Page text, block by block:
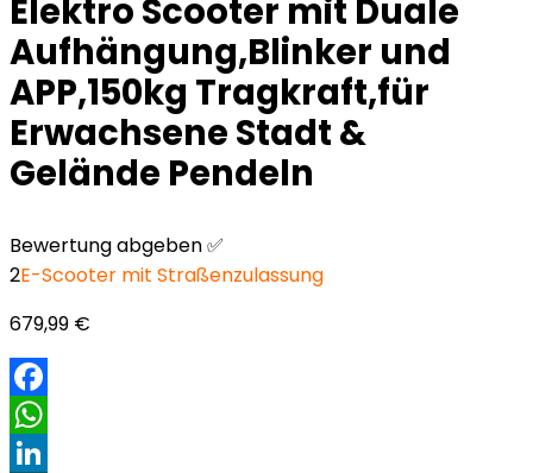
Elektro Scooter mit Duale
Aufhängung,Blinker und
APP,150kg Tragkraft,für
Erwachsene Stadt &
Gelände Pendeln
Bewertung abgeben ✅
2E-Scooter mit Straßenzulassung
679,99 €
Facebook
WhatsApp